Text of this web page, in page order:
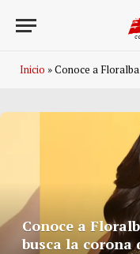
Inicio »Conoce a Floralba Caba,
Conoce a
busca la corona